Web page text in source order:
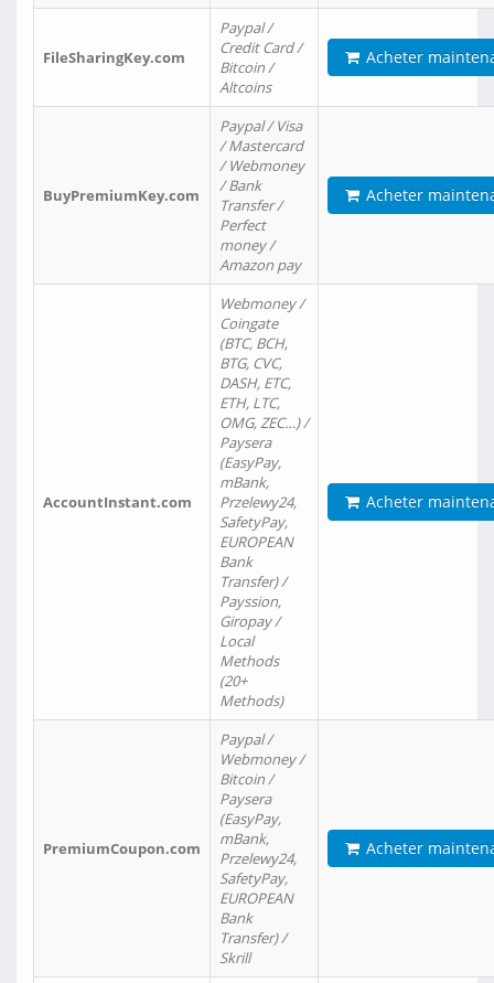
FileSharingKey.com
Paypal /
Credit Card /
Bitcoin /
Altcoins
Acheter
BuyPremiumKey.com
Paypal / Visa
/ Mastercard
/ Webmoney
/ Bank
Transfer /
Perfect
money /
Amazon pay
Acheter
AccountInstant.com
Webmoney /
Coingate
(BTC, BCH,
BTG, CVC,
DASH, ETC,
ETH, LTC,
OMG, ZEC…) /
Paysera
(EasyPay,
mBank,
Przelewy24,
SafetyPay,
EUROPEAN
Bank
Transfer) /
Payssion,
Giropay /
Local
Methods
(20+
Methods)
Acheter
PremiumCoupon.com
Paypal /
Webmoney /
Bitcoin /
Paysera
(EasyPay,
mBank,
Przelewy24,
SafetyPay,
EUROPEAN
Bank
Transfer) /
Skrill
Acheter